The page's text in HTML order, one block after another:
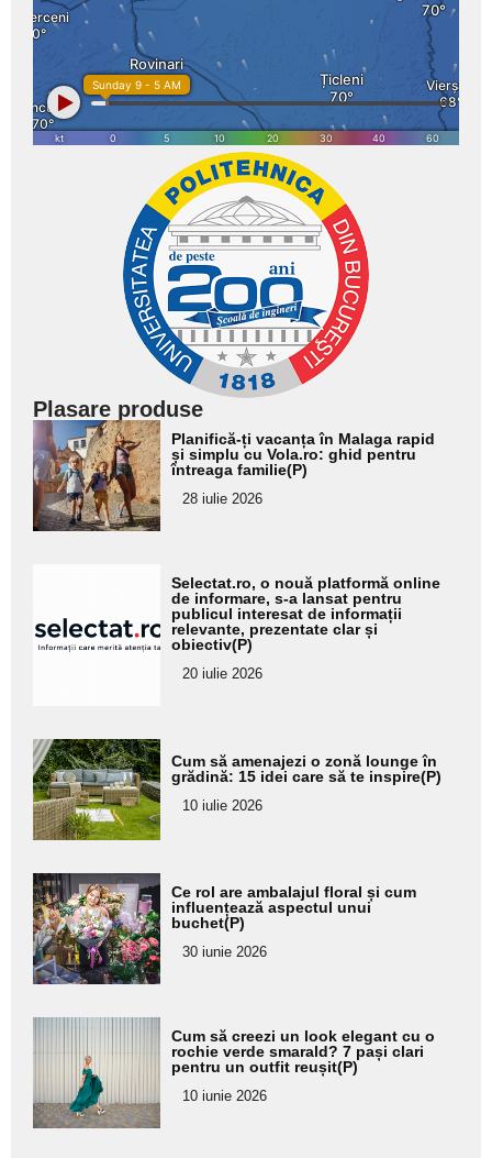
Plasare produse
Adaugă
aici textul
pentru
subtitlu
Planifică-ți vacanța în Malaga rapid
și simplu cu Vola.ro: ghid pentru
întreaga familie(P)
28 iulie 2026
pentru
subtitlu
Selectat.ro, o nouă platformă online
de informare, s-a lansat pentru
publicul interesat de informații
relevante, prezentate clar și
obiectiv(P)
20 iulie 2026
Adaugă
aici textul
pentru
subtitlu
Cum să amenajezi o zonă lounge în
grădină: 15 idei care să te inspire(P)
10 iulie 2026
Adaugă
aici textul
pentru
subtitlu
Ce rol are ambalajul floral și cum
influențează aspectul unui
buchet(P)
30 iunie 2026
Adaugă
aici textul
pentru
subtitlu
Cum să creezi un look elegant cu o
rochie verde smarald? 7 pași clari
pentru un outfit reușit(P)
10 iunie 2026